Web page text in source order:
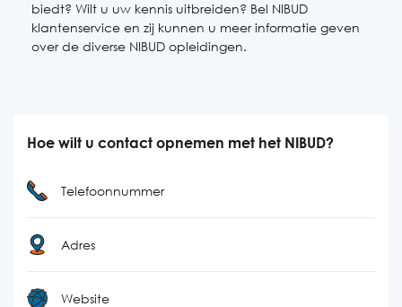
biedt? Wilt u uw kennis uitbreiden? Bel NIBUD
klantenservice en zij kunnen u meer informatie geven
over de diverse NIBUD opleidingen.
Hoe wilt u contact opnemen met het NIBUD?
Telefoonnummer
Adres
Website